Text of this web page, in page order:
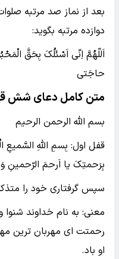
بعد از نماز صد مرتبه
دوازده مرتبه بگوید:
اَللّهُمَّ اِنّی اَسْئَلُکَ بِحَقَّ
حاجَتی
متن کامل دعای شش
بسم الله الرحمن الرحیم
قفل اول: بِسمِ اللهِ
بِرَحمتِکَ یا اَرحمَ الرّحمینِ
سپس گرفتاری خود را
معنی: به نام خداوند شنوا
رحمتت ای مهربان ترین
او باد.